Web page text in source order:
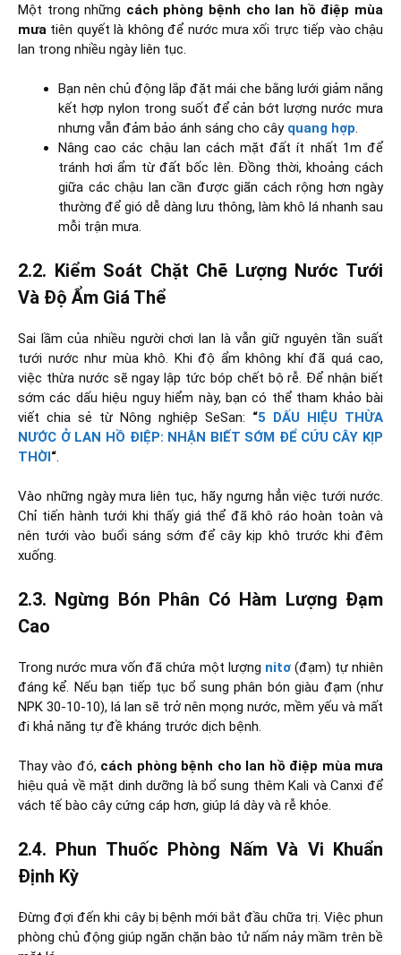
Một trong những cách phòng bệnh cho lan hồ điệp mùa
mưa tiên quyết là không để nước mưa xối trực tiếp vào chậu
lan trong nhiều ngày liên tục.
Bạn nên chủ động lắp đặt mái che bằng lưới giảm nắng
kết hợp nylon trong suốt để cản bớt lượng nước mưa
nhưng vẫn đảm bảo ánh sáng cho cây quang hợp.
Nâng cao các chậu lan cách mặt đất ít nhất 1m để
tránh hơi ẩm từ đất bốc lên. Đồng thời, khoảng cách
giữa các chậu lan cần được giãn cách rộng hơn ngày
thường để gió dễ dàng lưu thông, làm khô lá nhanh sau
mỗi trận mưa.
2.2. Kiểm Soát Chặt Chẽ Lượng Nước Tưới
Và Độ Ẩm Giá Thể
Sai lầm của nhiều người chơi lan là vẫn giữ nguyên tần suất
tưới nước như mùa khô. Khi độ ẩm không khí đã quá cao,
việc thừa nước sẽ ngay lập tức bóp chết bộ rễ. Để nhận biết
sớm các dấu hiệu nguy hiểm này, bạn có thể tham khảo bài
viết chia sẻ từ Nông nghiệp SeSan: “5 DẤU HIỆU THỪA
NƯỚC Ở LAN HỒ ĐIỆP: NHẬN BIẾT SỚM ĐỂ CỨU CÂY KỊP
THỜI“.
Vào những ngày mưa liên tục, hãy ngưng hẳn việc tưới nước.
Chỉ tiến hành tưới khi thấy giá thể đã khô ráo hoàn toàn và
nên tưới vào buổi sáng sớm để cây kịp khô trước khi đêm
xuống.
2.3. Ngừng Bón Phân Có Hàm Lượng Đạm
Cao
Trong nước mưa vốn đã chứa một lượng nitơ(đạm) tự nhiên
đáng kể. Nếu bạn tiếp tục bổ sung phân bón giàu đạm (như
NPK 30-10-10), lá lan sẽ trở nên mọng nước, mềm yếu và mất
đi khả năng tự đề kháng trước dịch bệnh.
Thay vào đó, cách phòng bệnh cho lan hồ điệp mùa mưa
hiệu quả về mặt dinh dưỡng là bổ sung thêm Kali và Canxi để
vách tế bào cây cứng cáp hơn, giúp lá dày và rễ khỏe.
2.4. Phun Thuốc Phòng Nấm Và Vi Khuẩn
Định Kỳ
Đừng đợi đến khi cây bị bệnh mới bắt đầu chữa trị. Việc phun
phòng chủ động giúp ngăn chặn bào tử nấm nảy mầm trên bề